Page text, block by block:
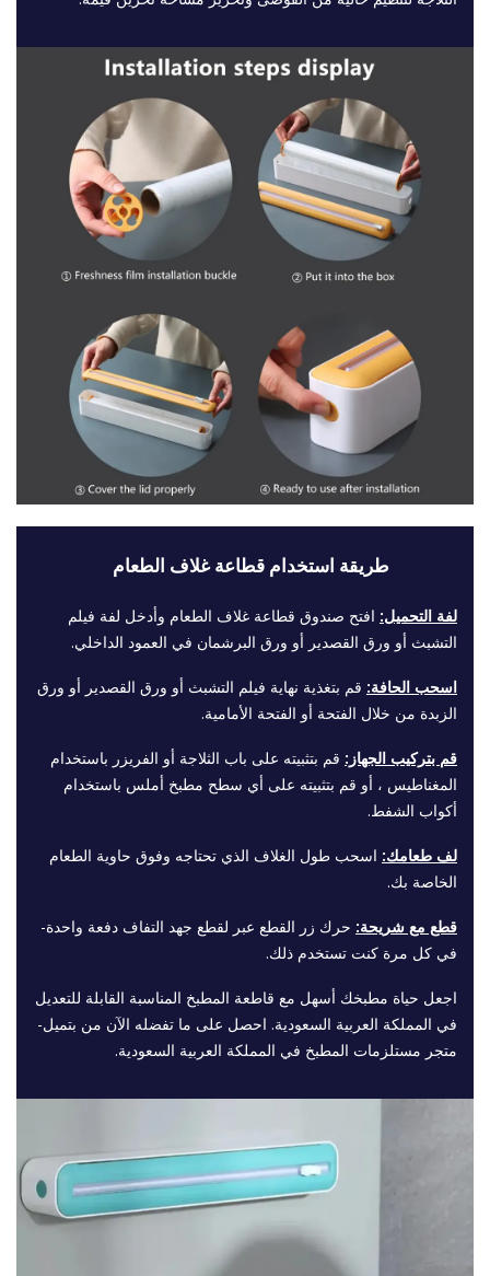
طريقة استخدام قطاعة غلاف الطعام
لفة التحميل: افتح صندوق قطاعة غلاف الطعام وأدخل لفة فيلم
التشبث أو ورق القصدير أو ورق البرشمان في العمود الداخلي.
اسحب الحافة: قم بتغذية نهاية فيلم التشبث أو ورق القصدير أو ورق
الزبدة من خلال الفتحة أو الفتحة الأمامية.
قم بتركيب الجهاز: قم بتثبيته على باب الثلاجة أو الفريزر باستخدام
المغناطيس ، أو قم بتثبيته على أي سطح مطبخ أملس باستخدام
أكواب الشفط.
لف طعامك: اسحب طول الغلاف الذي تحتاجه وفوق حاوية الطعام
الخاصة بك.
قطع مع شريحة: حرك زر القطع عبر لقطع جهد التفاف دفعة واحدة-
في كل مرة كنت تستخدم ذلك.
اجعل حياة مطبخك أسهل مع قاطعة المطبخ المناسبة القابلة للتعديل
في المملكة العربية السعودية. احصل على ما تفضله الآن من بتميل-
متجر مستلزمات المطبخ في المملكة العربية السعودية.